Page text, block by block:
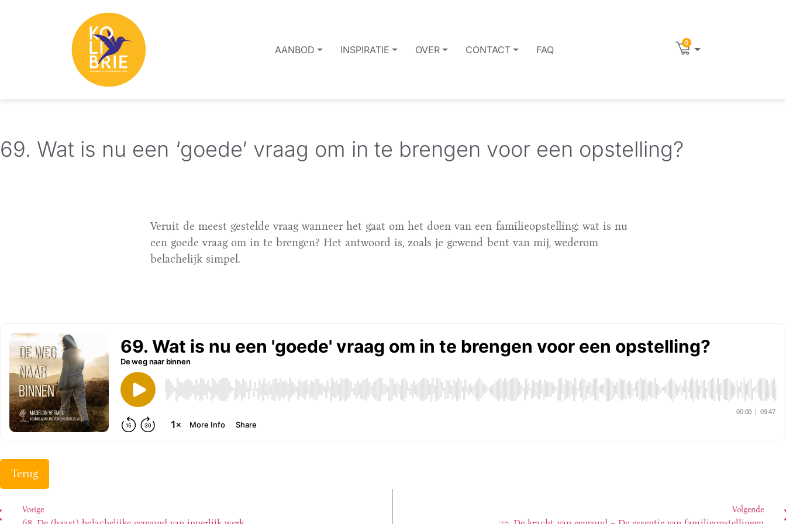
0
AANBOD INSPIRATIE OVER CONTACT FAQ
69. Wat is nu een ‘goede’ vraag om in te brengen voor een opstelling?
Veruit de meest gestelde vraag wanneer het gaat om het doen van een familieopstelling: wat is nu
een goede vraag om in te brengen? Het antwoord is, zoals je gewend bent van mij, wederom
belachelijk simpel.
Terug
Vorige Volgende